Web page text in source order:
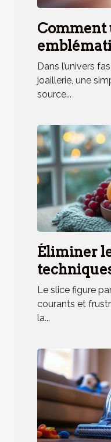
Comment
elle un
Dans l’univers
joaillerie, une
source...
Éliminer
pratiques
Le slice figure
courants et
la...